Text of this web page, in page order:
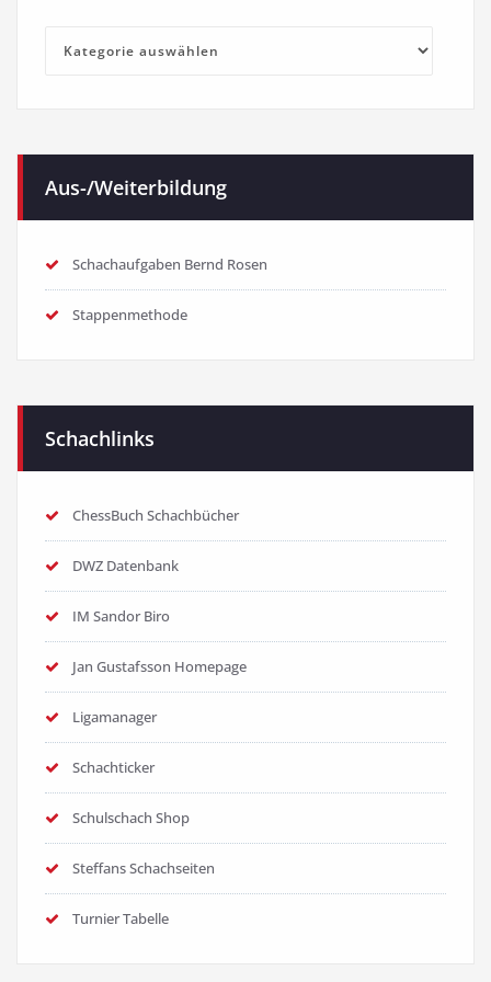
Kategorien
Aus-/Weiterbildung
Schachaufgaben Bernd Rosen
Stappenmethode
Schachlinks
ChessBuch Schachbücher
DWZ Datenbank
IM Sandor Biro
Jan Gustafsson Homepage
Ligamanager
Schachticker
Schulschach Shop
Steffans Schachseiten
Turnier Tabelle